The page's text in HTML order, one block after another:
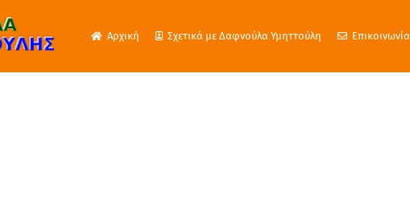
Αρχική Σχετικά με Δαφνούλα Υμηττούλη Επικοινωνία